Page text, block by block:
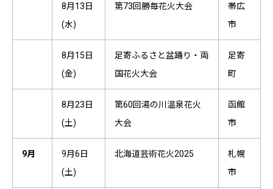
8月13日
(水)
第73回勝毎花火大会
帯広
市
8月15日
(金)
足寄ふるさと盆踊り・両
国花火大会
足寄
町
8月23日
(土)
第60回湯の川温泉花火
大会
函館
市
9月
9月6日
(土)
北海道芸術花火2025
札幌
市